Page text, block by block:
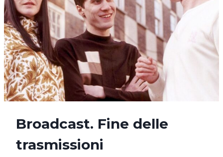
Broadcast. Fine delle
trasmissioni